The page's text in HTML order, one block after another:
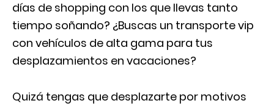
días de shopping con los que llevas tanto
tiempo soñando? ¿Buscas un transporte vip
con vehículos de alta gama para tus
desplazamientos en vacaciones?
Quizá tengas que desplazarte por motivos